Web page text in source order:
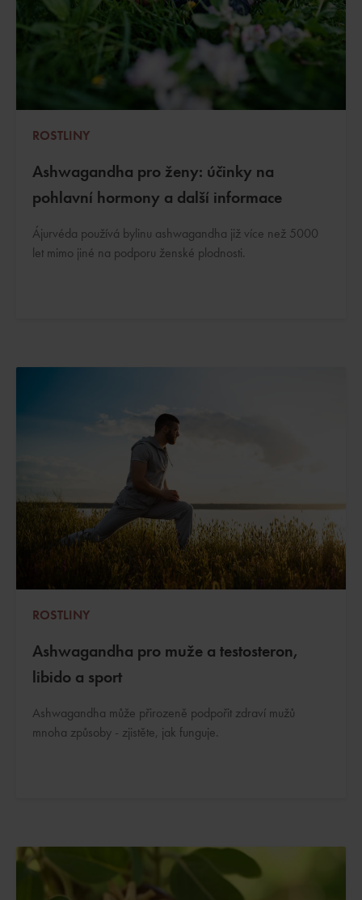
ROSTLINY
Ashwagandha pro ženy: účinky na
pohlavní hormony a další informace
Ájurvéda používá bylinu ashwagandha již více než 5000
let mimo jiné na podporu ženské plodnosti.
ROSTLINY
Ashwagandha pro muže a testosteron,
libido a sport
Ashwagandha může přirozeně podpořit zdraví mužů
mnoha způsoby - zjistěte, jak funguje.